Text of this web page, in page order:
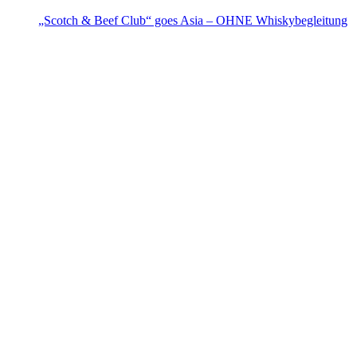
„Scotch & Beef Club“ goes Asia – OHNE Whiskybegleitung